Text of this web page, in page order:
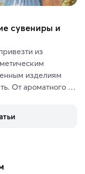
сувениры и
из
изделиям
От ароматного
или себе на